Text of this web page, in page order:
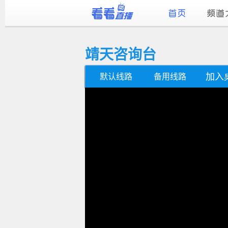
靖天咨询台
默认线路 备用线路 加入